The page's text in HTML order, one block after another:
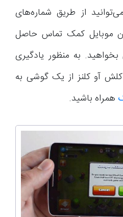
از طریق شماره‌های
موبایل کمک تماس حاصل
بخواهید. به منظور یادگیری
آو کلنز از یک گوشی به
همراه باشید.